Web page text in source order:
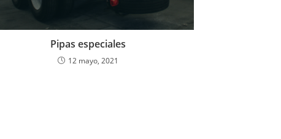
Pipas especiales
12 mayo, 2021